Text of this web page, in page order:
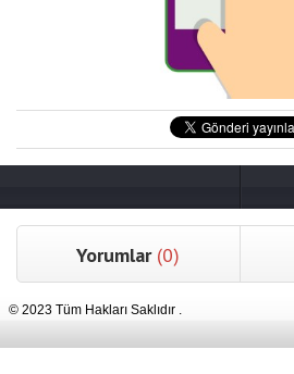
Yorumlar (0)
© 2023 Tüm Hakları Saklıdır .